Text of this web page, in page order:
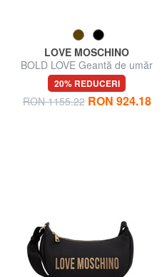
LOVE MOSCHINO
BOLD LOVE Geantă de umăr
20% REDUCERI
RON 1155.22 RON 924.18